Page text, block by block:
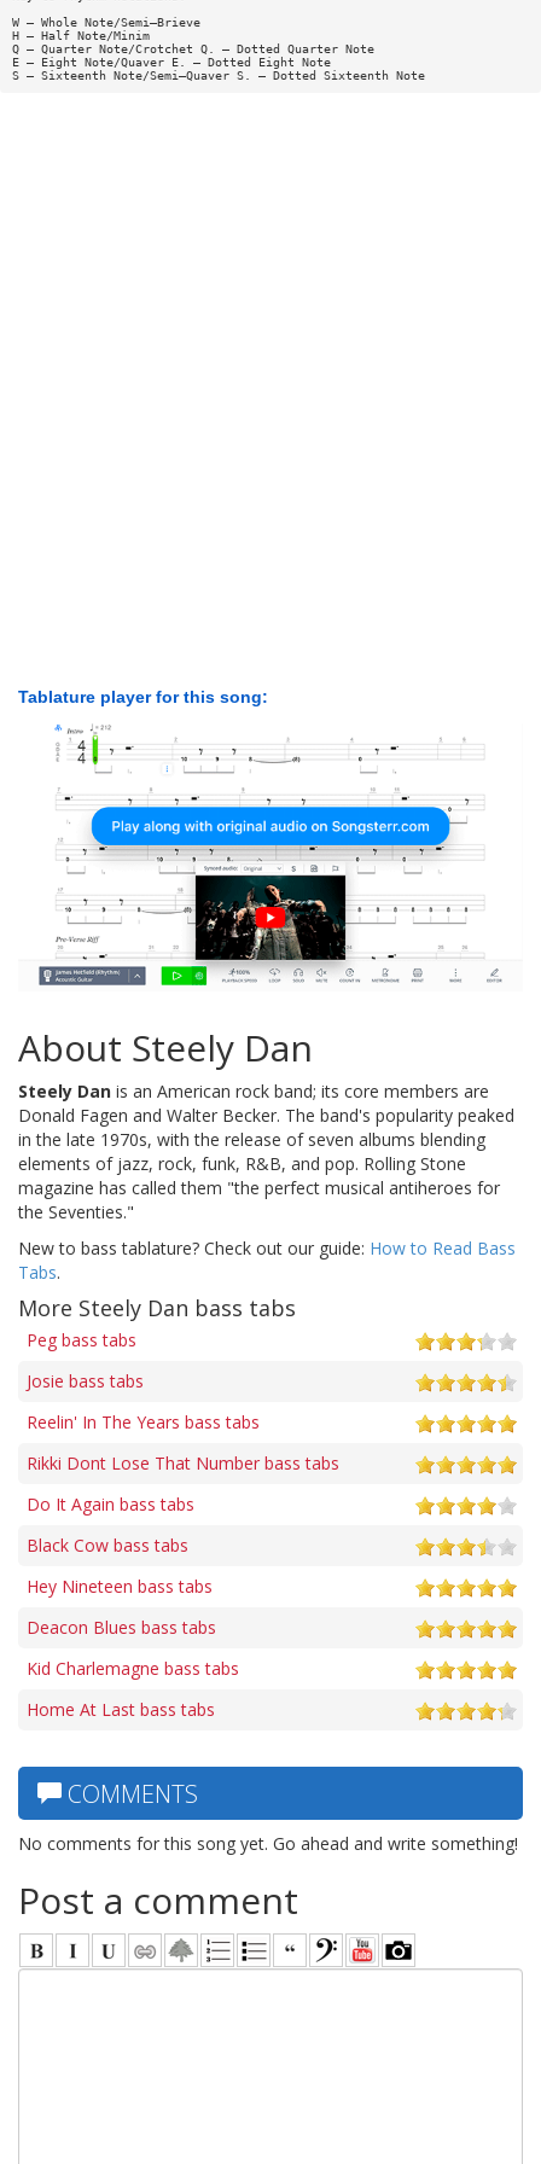
W — Whole Note/Semi—Brieve
H — Half Note/Minim
Q — Quarter Note/Crotchet Q. — Dotted Quarter Note
E — Eight Note/Quaver E. — Dotted Eight Note
S — Sixteenth Note/Semi—Quaver S. — Dotted Sixteenth Note
Tablature player for this song:
About Steely Dan
Steely Dan is an American rock band; its core members are
Donald Fagen and Walter Becker. The band's popularity peaked
in the late 1970s, with the release of seven albums blending
elements of jazz, rock, funk, R&B, and pop. Rolling Stone
magazine has called them "the perfect musical antiheroes for
the Seventies."
New to bass tablature? Check out our guide: How to Read Bass
Tabs.
More Steely Dan bass tabs
Peg bass tabs
Josie bass tabs
Reelin' In The Years bass tabs
Rikki Dont Lose That Number bass tabs
Do It Again bass tabs
Black Cow bass tabs
Hey Nineteen bass tabs
Deacon Blues bass tabs
Kid Charlemagne bass tabs
Home At Last bass tabs
COMMENTS
No comments for this song yet. Go ahead and write something!
Post a comment